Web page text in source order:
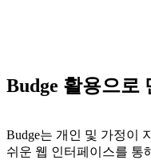
Budge 활용으로
Budge는 개인 및 가정이
쉬운 웹 인터페이스를 통